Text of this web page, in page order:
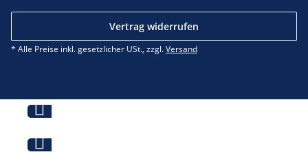
Vertrag widerrufen
* Alle Preise inkl. gesetzlicher USt., zzgl.Versand